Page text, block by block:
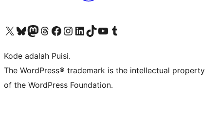
Kunjungi akun X (sebelumnya Twitter) kamiVisit our Bluesky account
Kunjungi akun Mastodon kami
Visit our Threads account
Kunjungi halaman Facebook kamiKunjungi akun Instagram kamiKunjungi akun LinkedIn kami
Visit our TikTok account
Kunjungi channel YouTube kamiVisit our Tumblr account
Kode adalah Puisi.
The WordPress® trademark is the intellectual property
of the WordPress Foundation.